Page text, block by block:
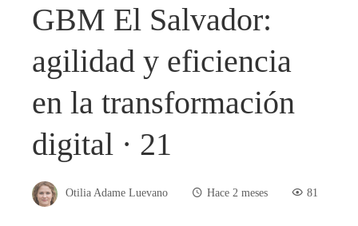
GBM El Salvador:
agilidad y eficiencia
en la transformación
digital · 21
Otilia Adame Luevano Hace 2 meses 81